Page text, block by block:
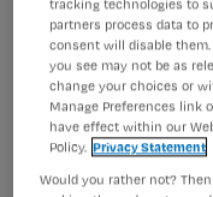
ExpertNetwerk
kennis naar de
Casus uit de
Tijdens de webinar
ExpertNetwerk
gesprek over een
tracking technologies to
partners process data to
consent will disable
you see may not be as
change your choices or
Manage Preferences link
have effect within our
Policy. Privacy Statement
Would you rather not?